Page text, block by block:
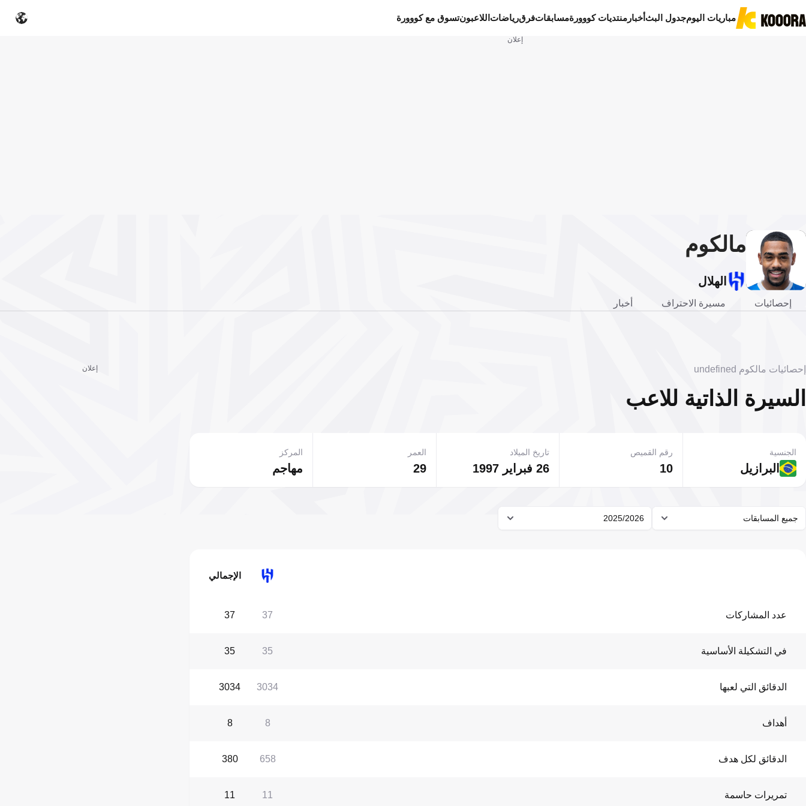
مباريات اليومجدول البثأخبار منتديات كووورةمسابقاتفرقرياضات اللاعبونتسوق مع كووورة
إعلان
مالكوم
الهلال
إحصائيات مسيرة الاحتراف أخبار
إحصائيات مالكوم undefined
السيرة الذاتية للاعب
البرازيل
الجنسية
10
رقم القميص
26 فبراير 1997
تاريخ الميلاد
29
العمر
مهاجم
المركز
جميع المسابقات 2025/2026
الإجمالي
عدد المشاركات 37
37
في التشكيلة الأساسية 35
35
الدقائق التي لعبها 3034
3034
أهداف 8
8
الدقائق لكل هدف 658
380
تمريرات حاسمة 11
11
إعلان